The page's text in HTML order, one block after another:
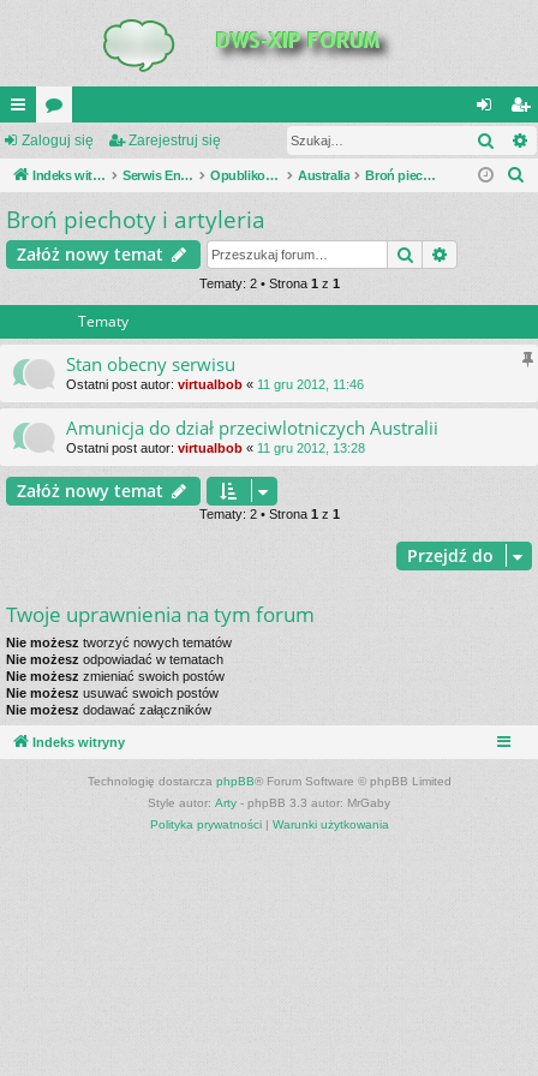
UI
C
K
_L
or
a
al
og
ar
ej
ę
Zaloguj się Zarejestruj się
Indeks witryny Serwis Encyklopedia Uzbrojenia Opublikowane zestawienia Australia Broń piechoty i artyleria
j
Broń piechoty i artyleria
Załóż nowy temat Szukaj
Tematy: 2 • Strona 1 z 1
Tematy
Stan obecny serwisu
Ostatni post autor: virtualbob « 11 gru 2012, 11:46
Amunicja do dział przeciwlotniczych Australii
Ostatni post autor: virtualbob « 11 gru 2012, 13:28
Załóż nowy temat
Tematy: 2 • Strona 1z 1
Przejdź do
Twoje uprawnienia na tym forum
Nie możesz tworzyć nowych tematów
Nie możesz odpowiadać w tematach
Nie możesz zmieniać swoich postów
Nie możesz usuwać swoich postów
Nie możesz dodawać załączników
Indeks witryny
Technologię dostarcza phpBB® Forum Software © phpBB Limited
Style autor: Arty - phpBB 3.3 autor: MrGaby
Polityka prywatności| Warunki użytkowania